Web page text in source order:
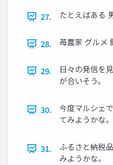
27. たとえばある
28. 苺農家 グルメ
29.
日々の発信を
が合いそう。
30.
今度マルシェ
てみようかな。
31.
ふるさと納税
みようかな。